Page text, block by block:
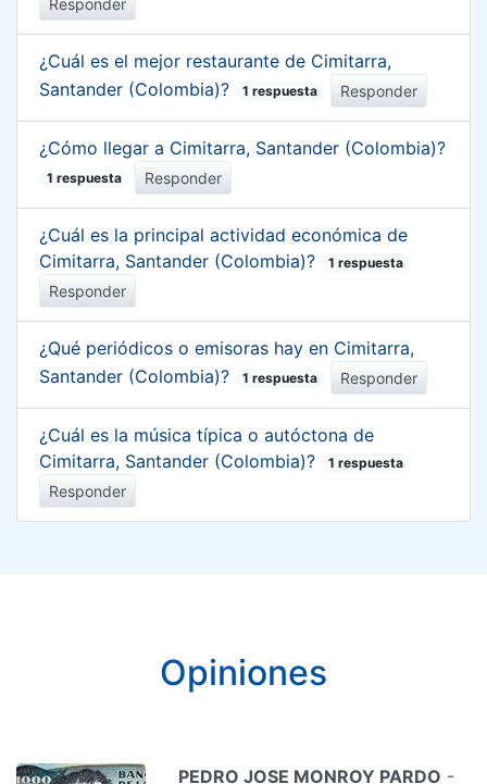
¿Cuál es el mejor restaurante de Cimitarra,
Santander (Colombia)?
1 respuesta Responder
¿Cómo llegar a Cimitarra, Santander (Colombia)?
1 respuesta Responder
¿Cuál es la principal actividad económica de
Cimitarra, Santander (Colombia)?
1 respuesta
Responder
¿Qué periódicos o emisoras hay en Cimitarra,
Santander (Colombia)?
1 respuesta Responder
¿Cuál es la música típica o autóctona de
Cimitarra, Santander (Colombia)?
1 respuesta
Responder
Opiniones
PEDRO JOSE MONROY PARDO -